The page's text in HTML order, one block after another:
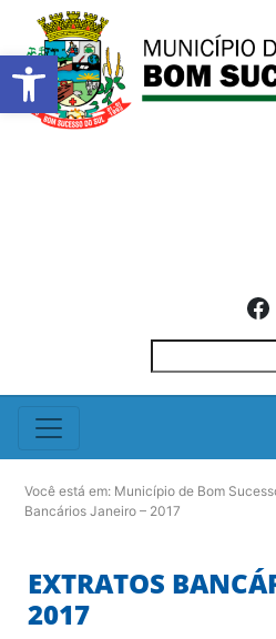
Barra de
Você está em: Município de Bom
Bancários Janeiro – 2017
EXTRATOS
2017